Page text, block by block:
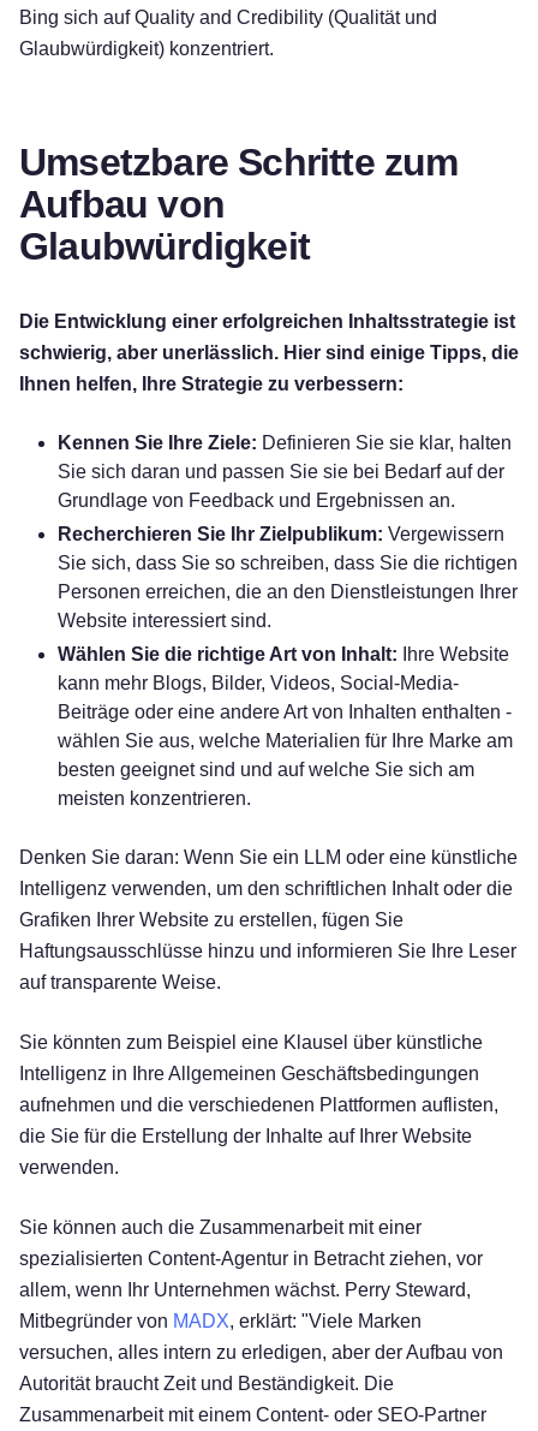
Kostenlos testen!
Bing sich auf Quality and Credibility (Qualität und
Glaubwürdigkeit) konzentriert.
Umsetzbare Schritte zum
Aufbau von
Glaubwürdigkeit
Die Entwicklung einer erfolgreichen Inhaltsstrategie ist
schwierig, aber unerlässlich. Hier sind einige Tipps, die
Ihnen helfen, Ihre Strategie zu verbessern:
Kennen Sie Ihre Ziele: Definieren Sie sie klar, halten
Sie sich daran und passen Sie sie bei Bedarf auf der
Grundlage von Feedback und Ergebnissen an.
Recherchieren Sie Ihr Zielpublikum: Vergewissern
Sie sich, dass Sie so schreiben, dass Sie die richtigen
Personen erreichen, die an den Dienstleistungen Ihrer
Website interessiert sind.
Wählen Sie die richtige Art von Inhalt: Ihre Website
kann mehr Blogs, Bilder, Videos, Social-Media-
Beiträge oder eine andere Art von Inhalten enthalten -
wählen Sie aus, welche Materialien für Ihre Marke am
besten geeignet sind und auf welche Sie sich am
meisten konzentrieren.
Denken Sie daran: Wenn Sie ein LLM oder eine künstliche
Intelligenz verwenden, um den schriftlichen Inhalt oder die
Grafiken Ihrer Website zu erstellen, fügen Sie
Haftungsausschlüsse hinzu und informieren Sie Ihre Leser
auf transparente Weise.
Sie könnten zum Beispiel eine Klausel über künstliche
Intelligenz in Ihre Allgemeinen Geschäftsbedingungen
aufnehmen und die verschiedenen Plattformen auflisten,
die Sie für die Erstellung der Inhalte auf Ihrer Website
verwenden.
Sie können auch die Zusammenarbeit mit einer
spezialisierten Content-Agentur in Betracht ziehen, vor
allem, wenn Ihr Unternehmen wächst. Perry Steward,
Mitbegründer von MADX, erklärt: "Viele Marken
versuchen, alles intern zu erledigen, aber der Aufbau von
Autorität braucht Zeit und Beständigkeit. Die
Zusammenarbeit mit einem Content- oder SEO-Partner